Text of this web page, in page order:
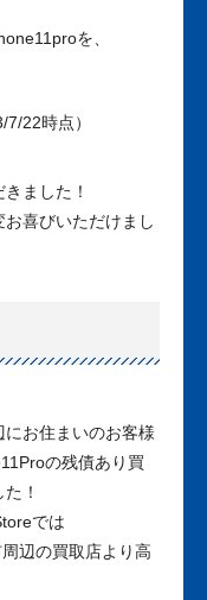
を、
7/22時点）
ました！
喜びいただけまし
お住まいのお客様
の残債あり買
！
では
辺の買取店より高